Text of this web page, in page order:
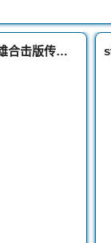
双法师职业sf英雄合击版传奇的组合在战斗中是相当逆天的